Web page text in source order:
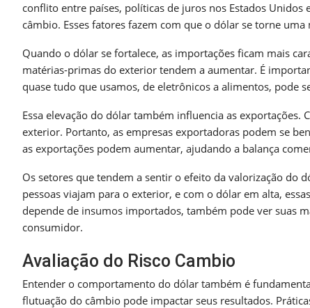
conflito entre países, políticas de juros nos Estados
câmbio. Esses fatores fazem com que o dólar se torne
Quando o dólar se fortalece, as importações ficam mais
matérias-primas do exterior tendem a aumentar. É
quase tudo que usamos, de eletrônicos a alimentos, pode
Essa elevação do dólar também influencia as
exterior. Portanto, as empresas exportadoras podem se
as exportações podem aumentar, ajudando a balança
Os setores que tendem a sentir o efeito da valorização
pessoas viajam para o exterior, e com o dólar em alta,
depende de insumos importados, também pode ver suas
consumidor.
Avaliação do Risco Cambio
Entender o comportamento do dólar também é
flutuação do câmbio pode impactar seus resultados.